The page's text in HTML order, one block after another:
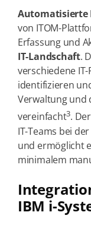
Automatisierte
von ITOM-
Erfassung und
IT-Landschaft.
verschiedene
identifizieren
Verwaltung und
vereinfacht3.
IT-Teams bei
und ermöglicht
minimalem
IBM i-